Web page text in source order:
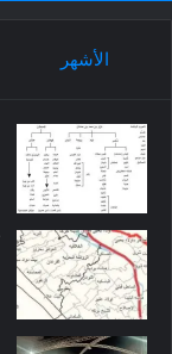
الأشهر